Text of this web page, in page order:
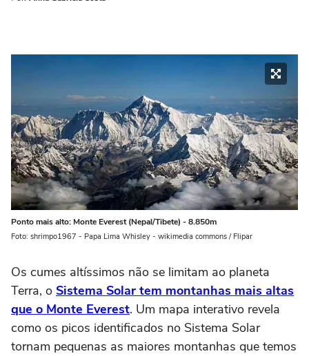
Ponto mais alto: Monte Everest (Nepal/Tibete) - 8.850m
Foto: shrimpo1967 - Papa Lima Whisley - wikimedia commons / Flipar
Os cumes altíssimos não se limitam ao planeta
Terra, o Sistema Solar tem montanhas mais altas
que o Monte Everest. Um mapa interativo revela
como os picos identificados no Sistema Solar
tornam pequenas as maiores montanhas que temos